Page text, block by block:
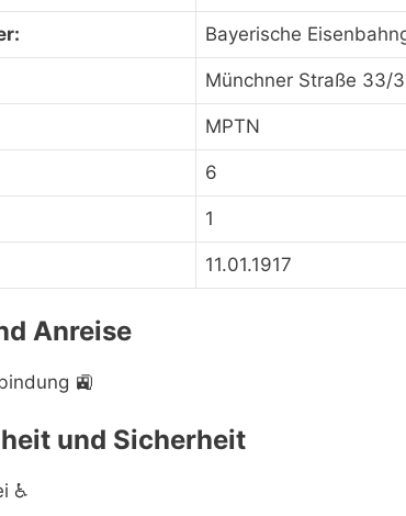
Bayerische
Münchner Straße 33/
MPTN
6
1
11.01.1917
Anreise
🚉
und Sicherheit
♿